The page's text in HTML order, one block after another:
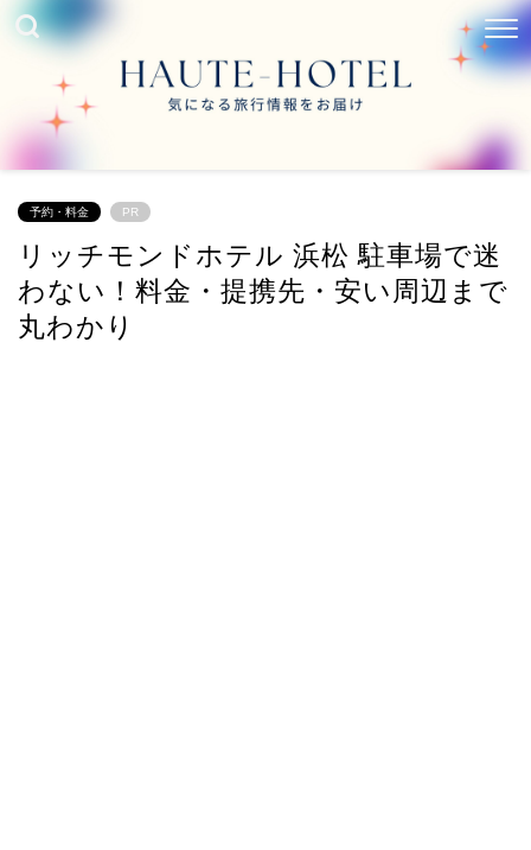
予約・料金 PR
リッチモンドホテル 浜松 駐車場で迷
わない！料金・提携先・安い周辺まで
丸わかり